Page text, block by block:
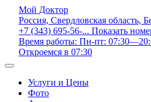
Мой Доктор
Россия, Свердловская область,
+7 (343) 695-56-... Показать
Время работы: Пн-пт:
Откроемся в 07:30
Услуги и Цены
Фото